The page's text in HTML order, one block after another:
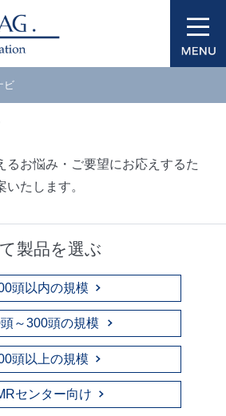
ビ
るお悩み・ご要望にお応えするた
たします。
製品を選ぶ
頭以内の規模
～300頭の規模
頭以上の規模
センター向け